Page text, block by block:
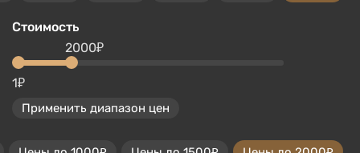
Стоимость
1₽
2000₽
Применить диапазон цен